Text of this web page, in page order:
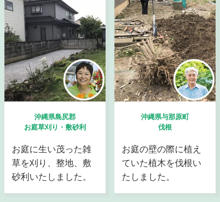
沖縄県島尻郡
お庭草刈り・敷砂利
お庭に生い茂った雑
草を刈り、整地、敷
砂利いたしました。
沖縄県与那原町
伐根
お庭の壁の際に植え
ていた植木を伐根い
たしました。